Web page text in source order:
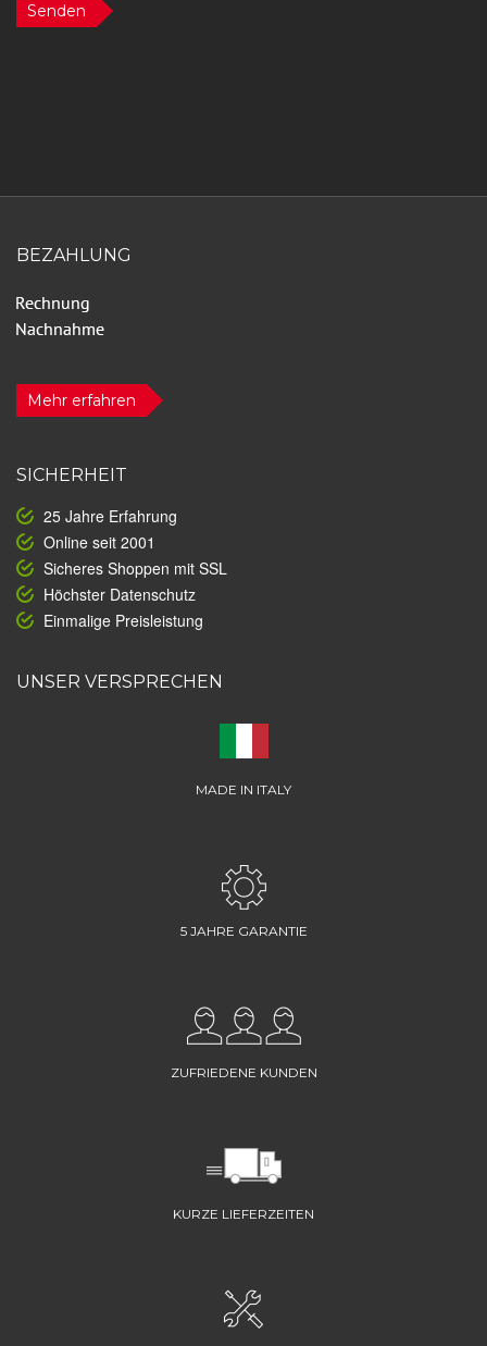
Senden
BEZAHLUNG
Mehr erfahren
SICHERHEIT
25 Jahre Erfahrung
Online seit 2001
Sicheres Shoppen mit SSL
Höchster Datenschutz
Einmalige Preisleistung
UNSER VERSPRECHEN
MADE IN ITALY
5 JAHRE GARANTIE
ZUFRIEDENE KUNDEN
KURZE LIEFERZEITEN